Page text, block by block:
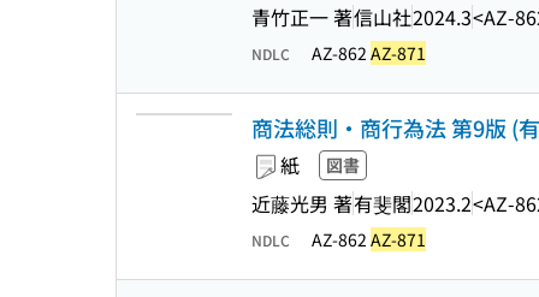
青竹正一 著信山社2024.3<AZ-
NDLC AZ-862 AZ-871
商法総則・商行為法 第9版 (
紙 図書
近藤光男 著有斐閣2023.2<AZ-
NDLC AZ-862 AZ-871